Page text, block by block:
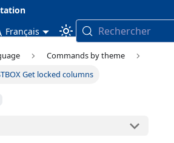
Français Rechercher
Commands by theme
Get locked columns